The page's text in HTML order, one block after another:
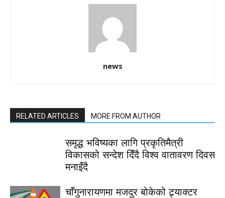
news
RELATED ARTICLES MORE FROM AUTHOR
समृद्ध भविष्यका लागि प्रकृतिमैत्री
विकासको सन्देश दिँदै विश्व वातावरण दिवस
मनाइँदै
चाँगुनारायणमा मजदुर बोकेको ट्र्याक्टर